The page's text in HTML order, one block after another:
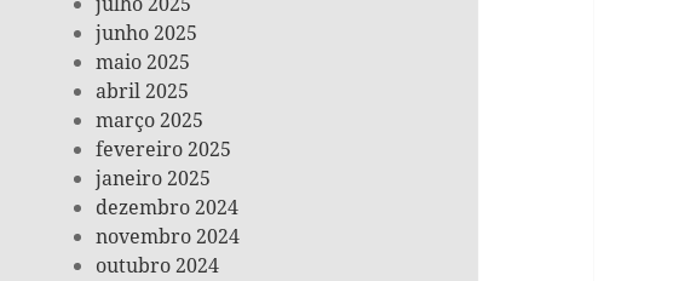
junho 2025
maio 2025
abril 2025
março 2025
fevereiro 2025
janeiro 2025
dezembro 2024
novembro 2024
outubro 2024